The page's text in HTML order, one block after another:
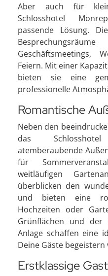
Aber auch für
Schlosshotel
passende Lösung.
Geschäftsmeetings,
Feiern. Mit einer
bieten sie eine
professionelle
Romantische
Neben den
das
atemberaubende
für
weitläufigen
überblicken den
und bieten eine
Hochzeiten oder
Grünflächen und der
Anlage schaffen eine
Deine Gäste begeistern
Erstklassige